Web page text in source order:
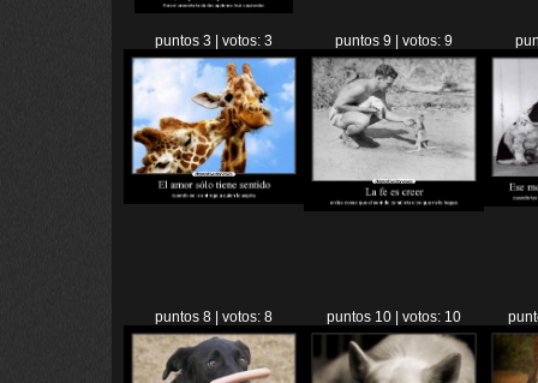
puntos 3 | votos: 3 puntos 9 | votos: 9
puntos 8 | votos: 8 puntos 10 | votos: 10